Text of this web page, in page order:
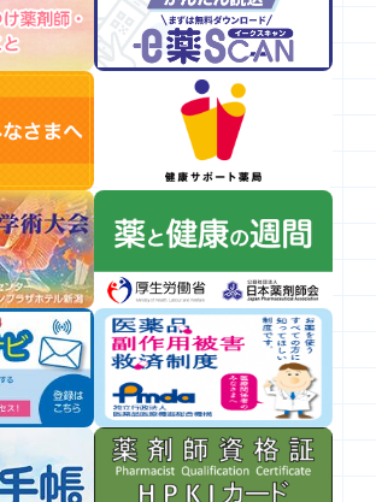
会員向け
カイブサービスのIDとパスワードの変
剤師向け
週間ポスターについて
会員向け
載について